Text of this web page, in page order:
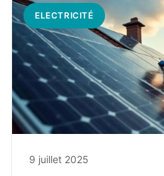
ELECTRICITÉ
9 juillet 2025